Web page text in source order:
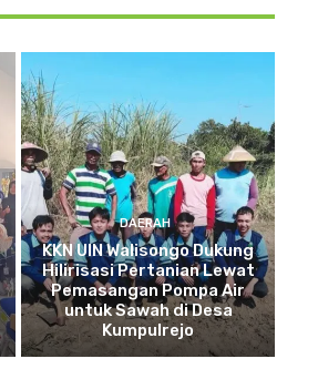
DAERAH
KKN UIN Walisongo Dukung
Hilirisasi Pertanian Lewat
Pemasangan Pompa Air
untuk Sawah di Desa
Kumpulrejo